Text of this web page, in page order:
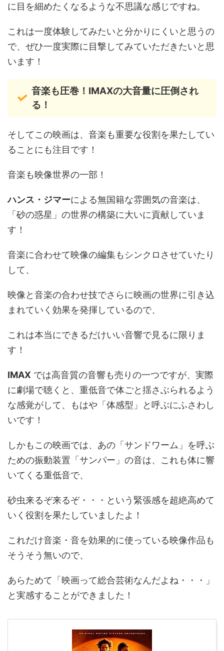
に目を細めたくなるような不思議な感じですね。
これは一度体験してみたいと分かりにくいと思うの
で、ぜひ一度実際に目撃してみていただきたいと思
います！
音楽も圧巻！IMAXの大音量に圧倒され
る！
そしてこの映画は、音楽も重要な役割を果たしてい
ることにも注目です！
音楽も映像世界の一部！
ハンス・ジマーによる無国籍な雰囲気の音楽は、
「砂の惑星」の世界の構築に大いに貢献していま
す！
音楽に合わせて映像の編集もシンクロさせていたり
して、
映像と音楽の合わせ技でさらに映画の世界に引き込
まれていく効果を発揮しているので、
これは本当にできるだけいい音響で見るに限りま
す！
IMAX では高音質の音響も売りの一つですが、実際
に劇場で聴くと、重低音で体ごと揺さぶられるよう
な感覚がして、もはや「体感型」と呼ぶにふさわし
いです！
しかもこの映画では、あの「サンドワーム」を呼ぶ
ための振動装置「サンパー」の音は、これも体に響
いてくる重低音で、
砂虫来るぞ来るぞ・・・という緊張感を超絶高めて
いく役割を果たしていましたよ！
これだけ音楽・音を効果的に使っている映像作品も
そうそう無いので、
あらためて「映画って総合芸術なんだよね・・・」
と実感することができました！